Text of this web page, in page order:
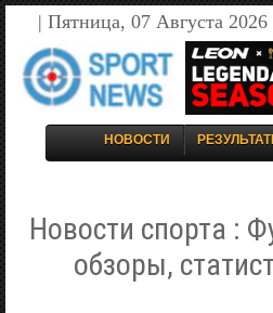
| Пятница, 07 Августа 2026
НОВОСТИ
Новости спорта :
обзоры,